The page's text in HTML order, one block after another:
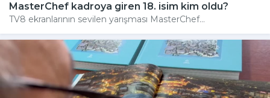
MasterChef kadroya giren 18. isim kim oldu?
TV8 ekranlarının sevilen yarışması MasterChef...